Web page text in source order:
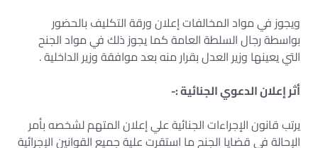
ويجوز في مواد المخالفات إعلان ورقة التكليف بالحضور
بواسطة رجال السلطة العامة كما يجوز ذلك في مواد الجنح
التي يعينها وزير العدل بقرار منه بعد موافقة وزير الداخلية .
أثر إعلان الدعوي الجنائية :-
يرتب قانون الإجراءات الجنائية علي إعلان المتهم لشخصه بأمر
الإحالة في قضايا الجنح ما استقرت علية جميع القوانين الإجرائية